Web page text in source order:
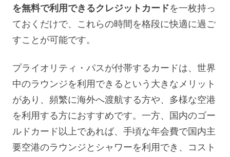
を無料で利用できるクレジットカードを一枚持っ
ておくだけで、これらの時間を格段に快適に過ご
すことが可能です。
プライオリティ・パスが付帯するカードは、世界
中のラウンジを利用できるという大きなメリット
があり、頻繁に海外へ渡航する方や、多様な空港
を利用する方におすすめです。一方、国内のゴー
ルドカード以上であれば、手頃な年会費で国内主
要空港のラウンジとシャワーを利用でき、コスト